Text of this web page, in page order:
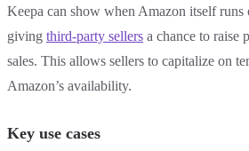
Keepa can show when Amazon itself runs
giving third-party sellers a chance to raise
sales. This allows sellers to capitalize on
Amazon’s availability.
Key use cases